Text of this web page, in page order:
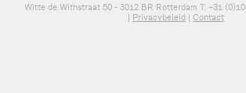
Witte de Withstraat 50 - 3012 BR Rotterdam T: +31 (0)10
| Privacybeleid| Contact